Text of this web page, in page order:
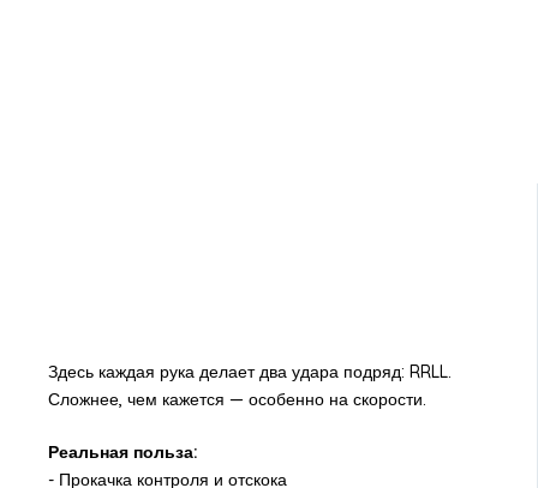
Здесь каждая рука делает два удара подряд: RRLL.
Сложнее, чем кажется — особенно на скорости.
Реальная польза:
- Прокачка контроля и отскока